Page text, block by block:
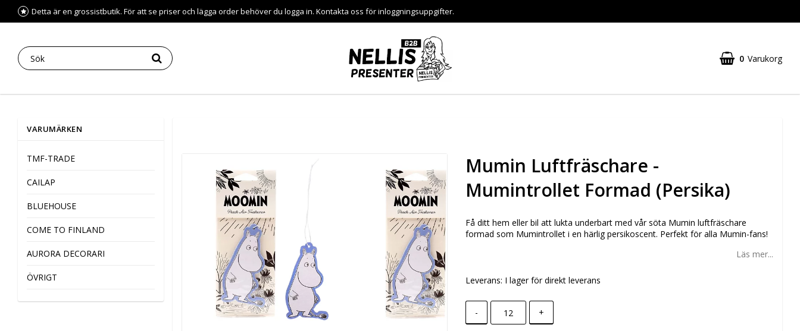
Detta är en grossistbutik. För att se priser och lägga order behöver du logga in. Kontakta oss för inloggningsuppgifter.
0 Varukorg
VARUMÄRKEN
TMF-TRADE
CAILAP
BLUEHOUSE
COME TO FINLAND
AURORA DECORARI
ÖVRIGT
Mumin Luftfräschare -
Mumintrollet Formad (Persika)
Få ditt hem eller bil att lukta underbart med vår söta Mumin luftfräschare
formad som Mumintrollet i en härlig persikoscent. Perfekt för alla Mumin-fans!
Läs mer...
Leverans: I lager för direkt leverans
- +